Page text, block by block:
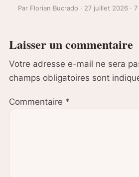
Par Florian Bucrado · 27 juillet 2026 ·
Laisser un commentaire
Votre adresse e-mail ne sera
champs obligatoires sont
Commentaire *